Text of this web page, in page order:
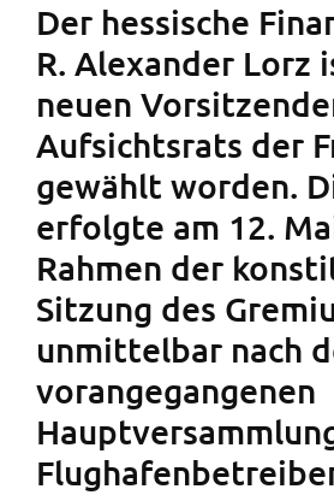
Der hessische
R. Alexander Lorz
neuen
Aufsichtsrats der
gewählt worden.
erfolgte am 12.
Rahmen der
Sitzung des
unmittelbar nach
vorangegangenen